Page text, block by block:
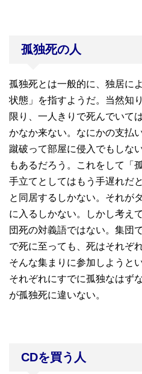
孤独死の人
孤独死とは一般的に、独居に
状態」を指すようだ。当然知
限り、一人きりで死んでいて
かなか来ない。なにかの支払
蹴破って部屋に侵入でもしな
もあるだろう。これをして「
手立てとしてはもう手遅れだ
と同居するしかない。それが
に入るしかない。しかし考え
団死の対義語ではない。集団
で死に至っても、死はそれぞ
そんな集まりに参加しようと
それぞれにすでに孤独なはず
が孤独死に違いない。
CDを買う人